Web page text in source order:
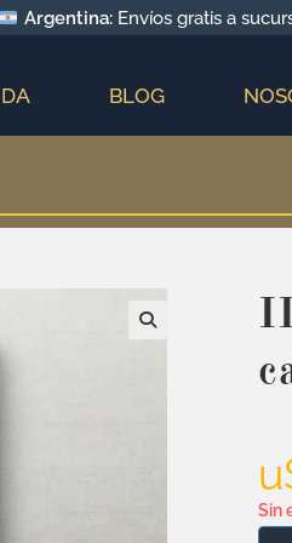
Argentina:Envíos gratis a
BLOG
Sin